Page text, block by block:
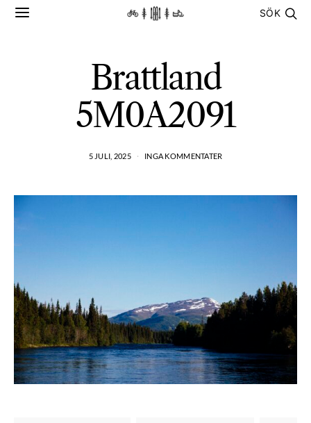
SÖK
Brattland
5M0A2091
5 JULI, 2025 INGA KOMMENTATER